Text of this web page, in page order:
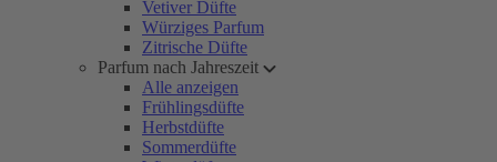
Vetiver Düfte
Würziges Parfum
Zitrische Düfte
Parfum nach Jahreszeit
Alle anzeigen
Frühlingsdüfte
Herbstdüfte
Sommerdüfte